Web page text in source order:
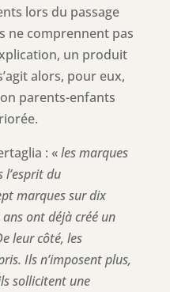
lors du passage
ne comprennent pas
un produit
alors, pour eux,
parents-enfants
: «les marques
l’esprit du
marques sur dix
ont déjà créé un
leur côté, les
Ils n’imposent plus,
sollicitent une